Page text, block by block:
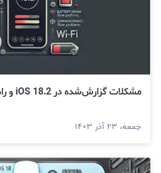
مشکلات گزارش‌شده در iOS 18.2 و راه‌حل‌های پیشنهادی
جمعه، ۲۳ آذر ۱۴۰۳